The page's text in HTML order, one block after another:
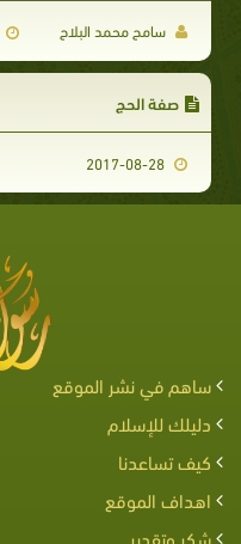
سامح محمد البلاح
صفة الحج
ساهم في نشر الموقع
دليلك للإسلام
كيف تساعدنا
اهداف الموقع
شكر وتقدير